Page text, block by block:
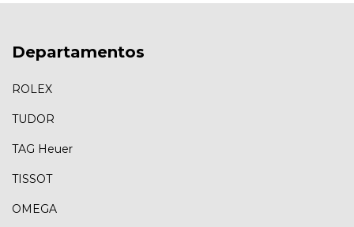
Departamentos
ROLEX
TUDOR
TAG Heuer
TISSOT
OMEGA